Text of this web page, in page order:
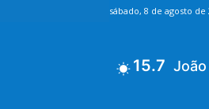
sábado, 8 de agosto de
15.7